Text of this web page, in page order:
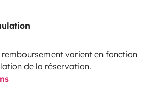
varient en fonction
de la réservation.